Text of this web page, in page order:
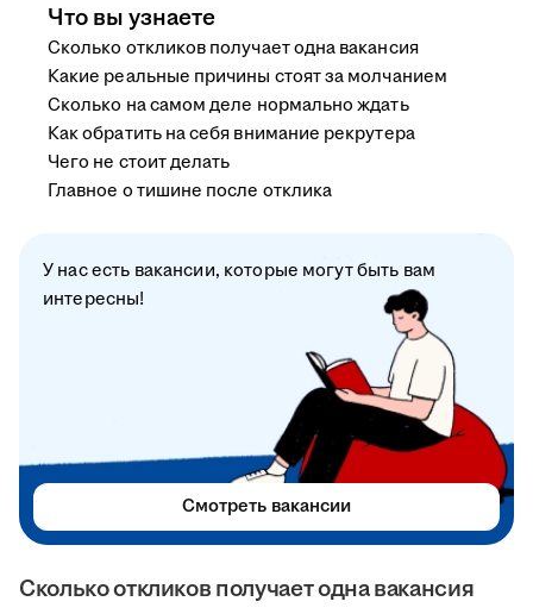
Сколько откликов получает одна вакансия
Что вы узнаете
Сколько откликов получает одна вакансия
Какие реальные причины стоят за молчанием
Сколько на самом деле нормально ждать
Как обратить на себя внимание рекрутера
Чего не стоит делать
Главное о тишине после отклика
У нас есть вакансии, которые могут быть вам
интересны!
Смотреть вакансии